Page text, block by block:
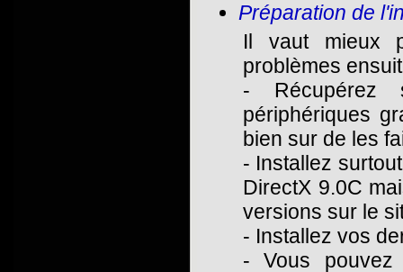
Préparation de
Il vaut mieux
problèmes
- Récupérez
périphériques
bien sur de les
- Installez
DirectX 9.0C
versions sur le
- Installez vos
- Vous